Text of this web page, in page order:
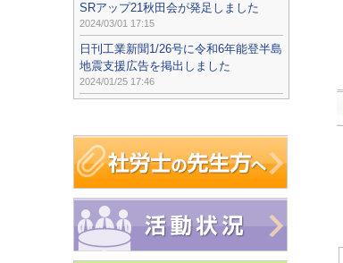
SRアップ21秋田会が発足しました
2024/03/01 17:15
日刊工業新聞1/26号に令和6年能登半島
地震支援広告を掲出しました
2024/01/25 17:46